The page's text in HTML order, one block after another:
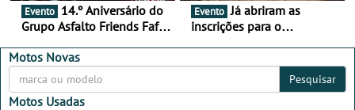
Evento
Grupo Asfalto Friends Fafe,
2026
Evento Já abriram as
inscrições para o
Motos Novas
Pesquisar
Motos Usadas